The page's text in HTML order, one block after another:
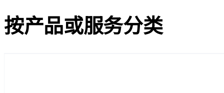
按产品或服务分类